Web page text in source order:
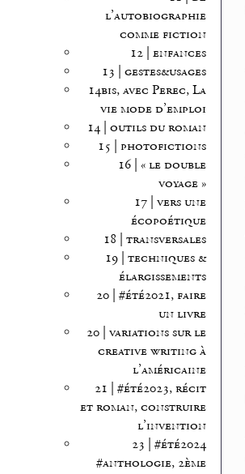
l’autobiographie
comme fiction
12 | enfances
13 | gestes&usages
14bis, avec Perec, La
vie mode d’emploi
14 | outils du roman
15 | photofictions
16 | « le double
voyage »
17 | vers une
écopoétique
18 | transversales
19 | techniques &
élargissements
20 | #été2021, faire
un livre
20 | variations sur le
creative writing à
l’américaine
21 | #été2023, récit
et roman, construire
l’invention
23 | #été2024
#anthologie, 2ème